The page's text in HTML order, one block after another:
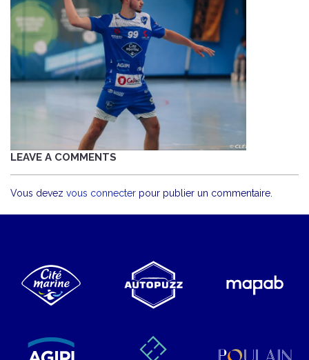
LEAVE A COMMENTS
Vous devez vous connecter pour publier un commentaire.